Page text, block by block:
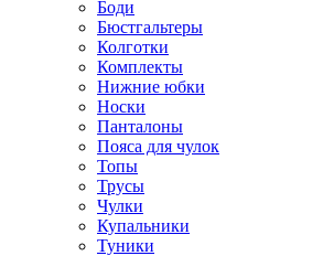
Боди
Бюстгальтеры
Колготки
Комплекты
Нижние юбки
Носки
Панталоны
Поясa для чулок
Топы
Трусы
Чулки
Купальники
Туники